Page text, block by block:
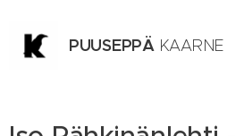
PUUSEPPÄ KAARNE